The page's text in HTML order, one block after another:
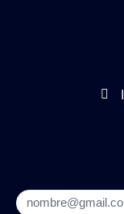
Email